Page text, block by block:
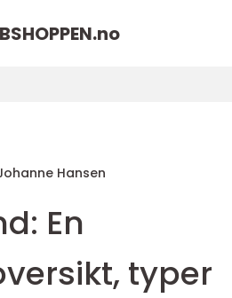
no
Hansen
En
typer